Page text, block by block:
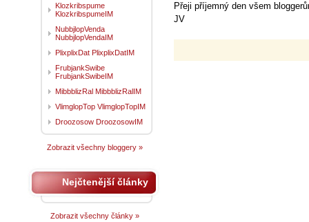
Přeji příjemný den všem
JV
Klozkribspume
KlozkribspumeIM
NubbjlopVenda
NubbjlopVendaIM
PlixplixDat PlixplixDatIM
FrubjankSwibe
FrubjankSwibeIM
MibbblizRal MibbblizRalIM
VlimglopTop VlimglopTopIM
Droozosow DroozosowIM
Zobrazit všechny bloggery »
Nejčtenější články
Zobrazit všechny články »